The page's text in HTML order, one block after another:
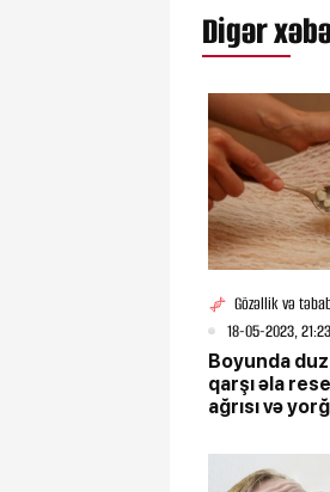
Digər
Gözəllik və
18-05-2023, 21:23
Boyunda duz
qarşı əla
ağrısı və